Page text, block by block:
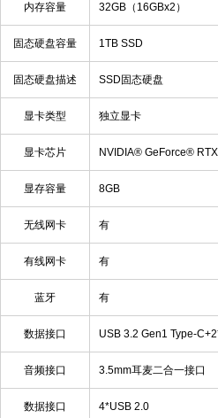
内存容量 32GB（16GBx2）
固态硬盘容量 1TB SSD
固态硬盘描述 SSD固态硬盘
显卡类型 独立显卡
显卡芯片 NVIDIA® GeForce®
显存容量 8GB
无线网卡 有
有线网卡 有
蓝牙 有
数据接口 USB 3.2 Gen1 Type-
音频接口 3.5mm耳麦二合一接口
数据接口 4*USB 2.0